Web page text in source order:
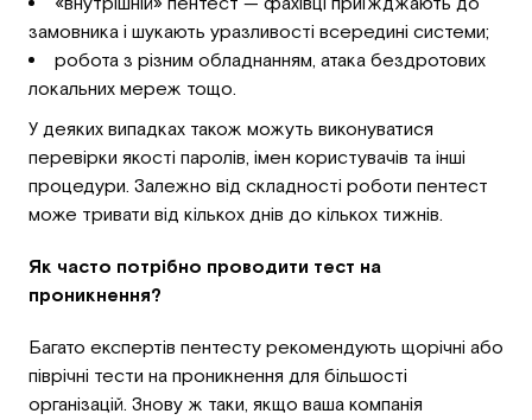
замовника і шукають уразливості всередині системи;
робота з різним обладнанням, атака бездротових
локальних мереж тощо.
У деяких випадках також можуть виконуватися
перевірки якості паролів, імен користувачів та інші
процедури. Залежно від складності роботи пентест
може тривати від кількох днів до кількох тижнів.
Як часто потрібно проводити тест на
проникнення?
Багато експертів пентесту рекомендують щорічні або
піврічні тести на проникнення для більшості
організацій. Знову ж таки, якщо ваша компанія